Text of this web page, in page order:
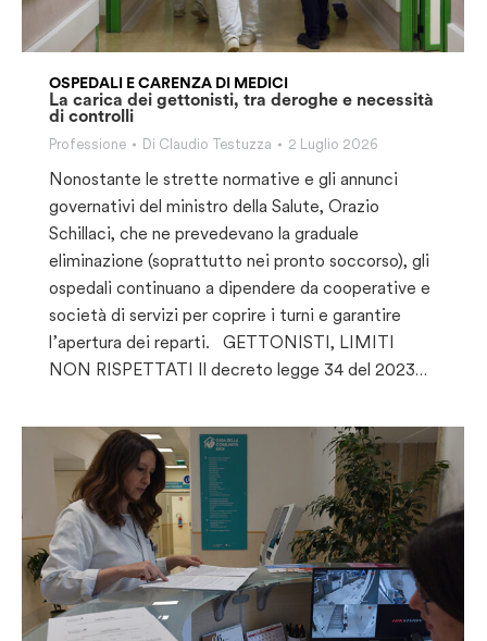
OSPEDALI E CARENZA DI MEDICI
La carica dei gettonisti, tra deroghe e necessità
di controlli
Professione Di Claudio Testuzza 2 Luglio 2026
Nonostante le strette normative e gli annunci
governativi del ministro della Salute, Orazio
Schillaci, che ne prevedevano la graduale
eliminazione (soprattutto nei pronto soccorso), gli
ospedali continuano a dipendere da cooperative e
società di servizi per coprire i turni e garantire
l’apertura dei reparti. GETTONISTI, LIMITI
NON RISPETTATI Il decreto legge 34 del 2023…